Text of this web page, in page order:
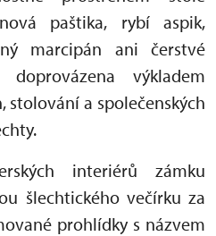
paštika, rybí aspik,
marcipán ani čerstvé
výkladem
stolování a společenských
interiérů zámku
šlechtického večírku za
prohlídky s názvem